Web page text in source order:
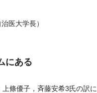
医大学長）
にある
條優子，斉藤安希3氏の訳